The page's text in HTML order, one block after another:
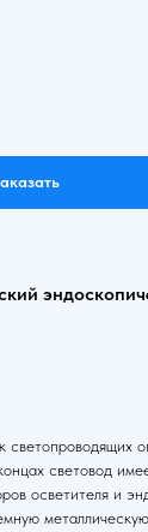
световод
осветителя и